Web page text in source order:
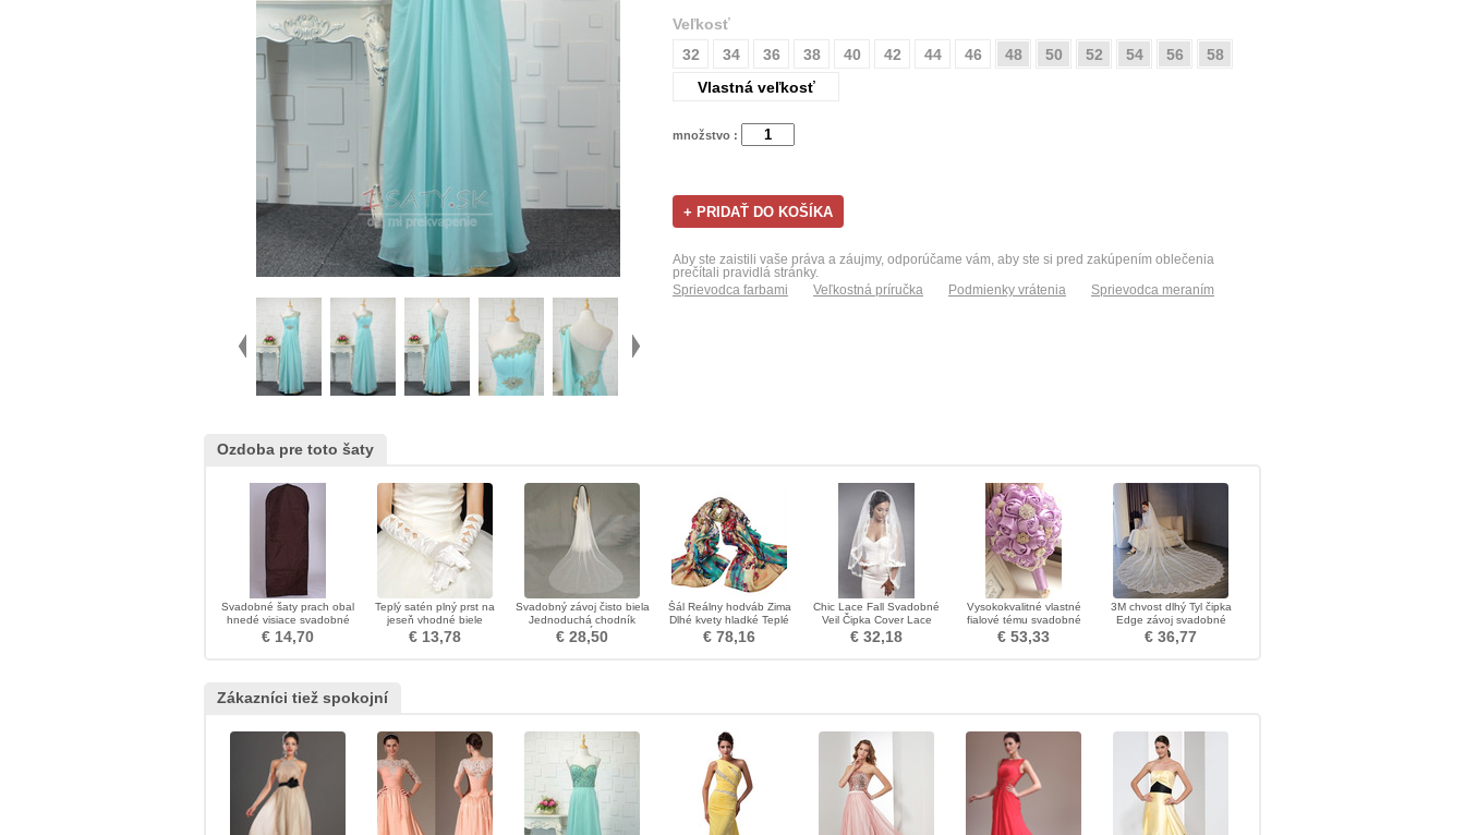
Veľkosť
32
34 36 38 40 42 44 46 48 50 52 54 56
58
Vlastná veľkosť
množstvo :
Aby ste zaistili vaše práva a záujmy, odporúčame vám, aby ste si pred zakúpením oblečenia
prečítali pravidlá stránky.
Sprievodca farbami
Veľkostná príručka Podmienky vrátenia Sprievodca meraním
Ozdoba pre toto šaty
Svadobné šaty prach obal
hnedé visiace svadobné
šaty prachové potlač
€ 14,70
Teplý satén plný prst na
jeseň vhodné biele
svadobné rukavice
€ 13,78
Svadobný závoj čisto biela
Jednoduchá chodník
Stredná dĺžka jar
€ 28,50
Šál Reálny hodváb Zima
Dlhé kvety hladké Teplé
€ 78,16
Chic Lace Fall Svadobné
Veil Čipka Cover Lace
Fabric
€ 32,18
Vysokokvalitné vlastné
fialové tému svadobné
nevesty kytice
€ 53,33
3M chvost dlhý Tyl čipka
Edge závoj svadobné
doplnky
€ 36,77
Zákazníci tiež spokojní